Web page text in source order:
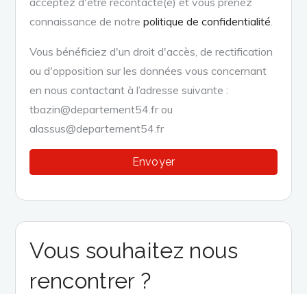
connaissance de notrepolitique de confidentialité
Vous bénéficiez d'un droit d'accès, de rectification
ou d'opposition sur les données vous concernant
en nous contactant à l’adresse suivante :
tbazin@departement54.fr ou
alassus@departement54.fr
Vous souhaitez nous
rencontrer ?